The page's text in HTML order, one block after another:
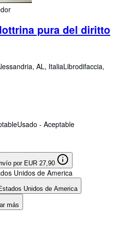
pura del diritto
AL, ItaliaLibrodifaccia,
Usado - Aceptable
por EUR 27,90
Unidos de America
Unidos de America
más